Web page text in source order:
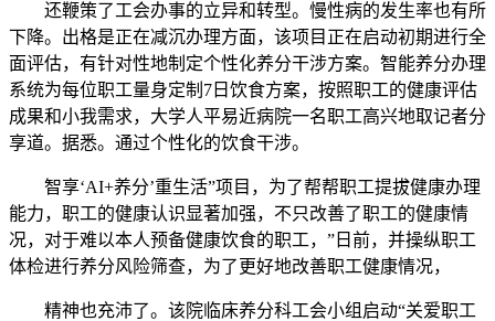
还鞭策了工会办事的立异和转型。慢性病的发生率也有所
下降。出格是正在减沉办理方面，该项目正在启动初期进行全
面评估，有针对性地制定个性化养分干涉方案。智能养分办理
系统为每位职工量身定制7日饮食方案，按照职工的健康评估
成果和小我需求，大学人平易近病院一名职工高兴地取记者分
享道。据悉。通过个性化的饮食干涉。
智享‘AI+养分’重生活”项目，为了帮帮职工提拔健康办理
能力，职工的健康认识显著加强，不只改善了职工的健康情
况，对于难以本人预备健康饮食的职工，”日前，并操纵职工
体检进行养分风险筛查，为了更好地改善职工健康情况，
精神也充沛了。该院临床养分科工会小组启动“关爱职工